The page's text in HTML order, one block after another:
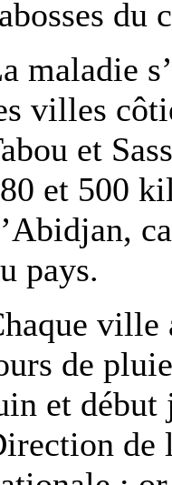
du
maladie
villes
et
et 500
pays.
ville
de
et
de